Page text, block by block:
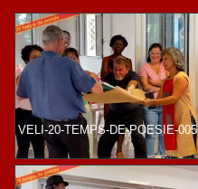
VELI-20-TEMPS-DE-POESIE-005